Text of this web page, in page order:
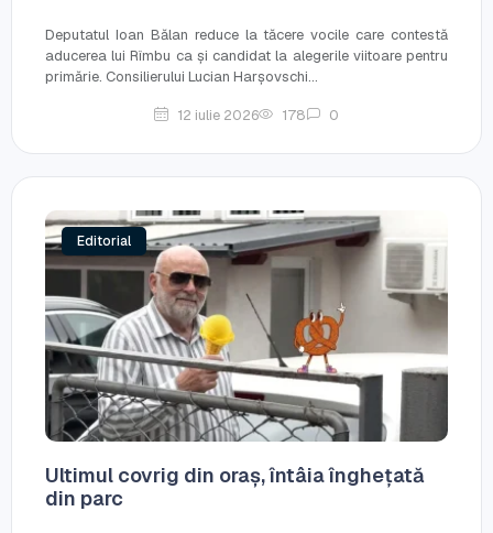
Deputatul Ioan Bălan reduce la tăcere vocile care contestă
aducerea lui Rîmbu ca și candidat la alegerile viitoare pentru
primărie. Consilierului Lucian Harșovschi...
12 iulie 2026 178 0
Editorial
Ultimul covrig din oraș, întâia înghețată
din parc